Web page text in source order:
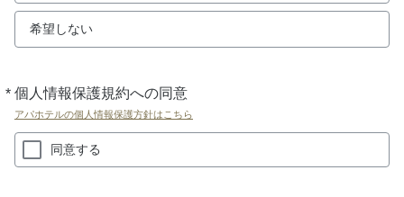
希望しない
* 個人情報保護規約への同意
アパホテルの個人情報保護方針はこちら
必
須
同意する